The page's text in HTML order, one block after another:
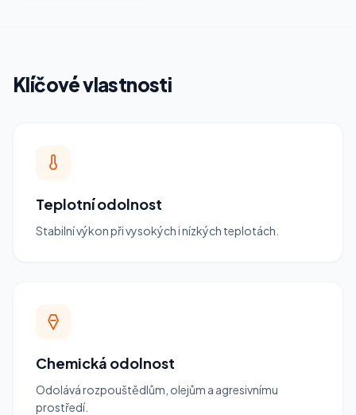
Klíčové vlastnosti
Teplotní odolnost
Stabilní výkon při vysokých i nízkých teplotách.
Chemická odolnost
Odolává rozpouštědlům, olejům a agresivnímu
prostředí.